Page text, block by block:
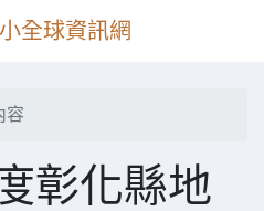
全球資訊網
容
彰化縣地